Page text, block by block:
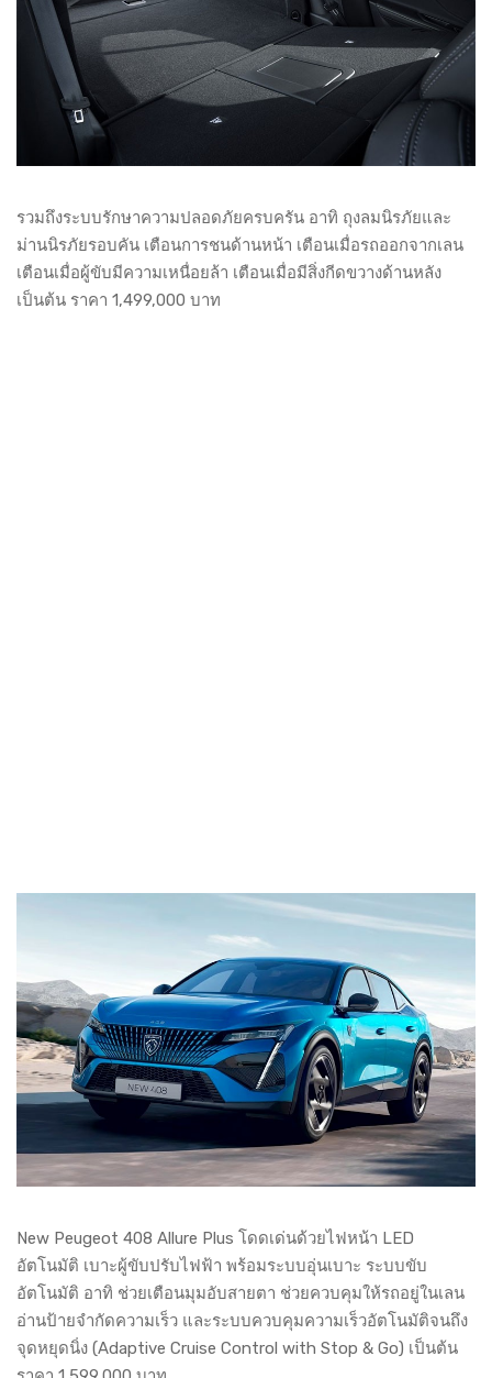
รวมถึงระบบรักษาความปลอดภัยครบครัน อาทิ ถุงลมนิรภัยและ
ม่านนิรภัยรอบคัน เตือนการชนด้านหน้า เตือนเมื่อรถออกจากเลน
เตือนเมื่อผู้ขับมีความเหนื่อยล้า เตือนเมื่อมีสิ่งกีดขวางด้านหลัง
เป็นต้น ราคา 1,499,000 บาท
New Peugeot 408 Allure Plus โดดเด่นด้วยไฟหน้า LED
อัตโนมัติ เบาะผู้ขับปรับไฟฟ้า พร้อมระบบอุ่นเบาะ ระบบขับ
อัตโนมัติ อาทิ ช่วยเตือนมุมอับสายตา ช่วยควบคุมให้รถอยู่ในเลน
อ่านป้ายจำกัดความเร็ว และระบบควบคุมความเร็วอัตโนมัติจนถึง
จุดหยุดนิ่ง (Adaptive Cruise Control with Stop & Go) เป็นต้น